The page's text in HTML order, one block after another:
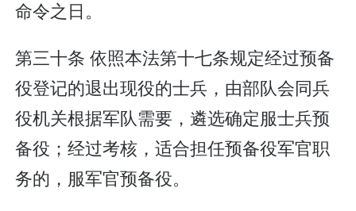
命令之日。
第三十条 依照本法第十七条规定经过预备
役登记的退出现役的士兵，由部队会同兵
役机关根据军队需要，遴选确定服士兵预
备役；经过考核，适合担任预备役军官职
务的，服军官预备役。